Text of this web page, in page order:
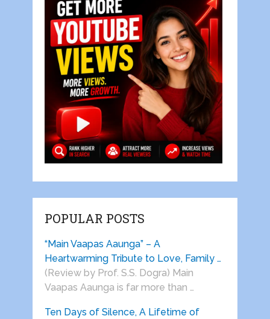
POPULAR POSTS
“Main Vaapas Aaunga” – A
Heartwarming Tribute to Love, Family …
(Review by Prof. S.S. Dogra) Main
Vaapas Aaunga is far more than …
Ten Days of Silence, A Lifetime of